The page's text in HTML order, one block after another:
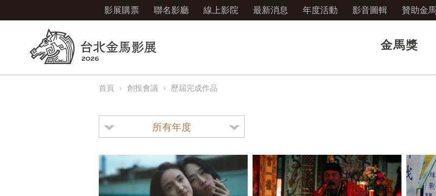
影展購票 聯名影廳 線上影院 最新消息 年度活動 影音圖輯 贊助金
金馬獎
首頁 創投會議 歷屆完成作品
所有年度